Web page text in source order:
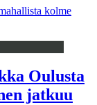
kolme
Oulusta
jatkuu